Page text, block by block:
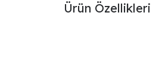
Ürün Özellikleri